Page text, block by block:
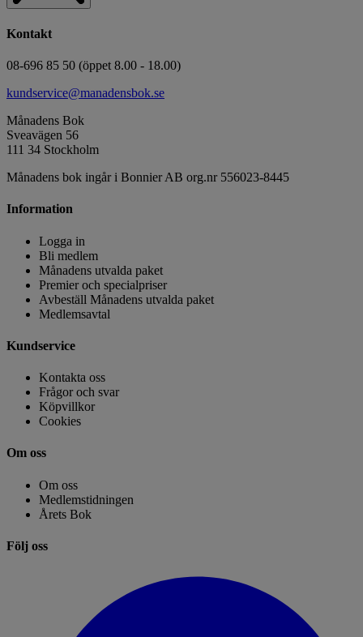
Kontakt
08-696 85 50 (öppet 8.00 - 18.00)
kundservice@manadensbok.se
Månadens Bok
Sveavägen 56
111 34 Stockholm
Månadens bok ingår i Bonnier AB org.nr 556023-8445
Information
Logga in
Bli medlem
Månadens utvalda paket
Premier och specialpriser
Avbeställ Månadens utvalda paket
Medlemsavtal
Kundservice
Kontakta oss
Frågor och svar
Köpvillkor
Cookies
Om oss
Om oss
Medlemstidningen
Årets Bok
Följ oss